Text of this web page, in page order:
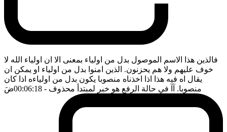
فالذين هذا الاسم الموصول بدل من اولياء بمعنى الا ان اولياء الله لا
خوف عليهم ولا هم يحزنون. الذين امنوا بدل من اولياء او يمكن ان
يقال اه فيه هذا اذا اخذناه منصوبا يكون بدل من اولياءه اذا كان
منصوبا. آآ في حالة الرفع هو خبر لمبتدأ محذوف - 00:06:18 ضَ